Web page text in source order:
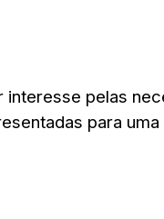
pelas
para